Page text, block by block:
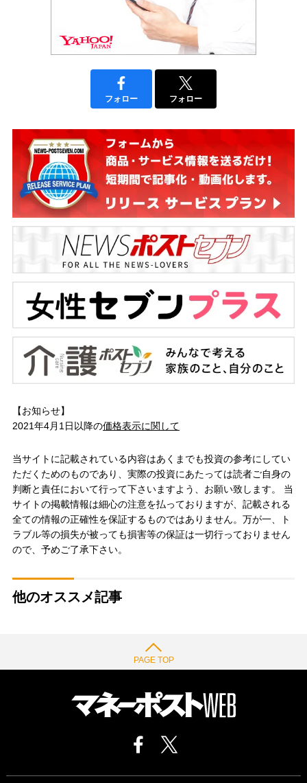
フォロー フォロー
【お知らせ】
2021年4月1日以降の価格表示に関して
当サイトに記載されている内容はあくまでも投資の参考にしてい
ただくためのものであり、実際の投資にあたっては読者ご自身の
判断と責任において行って下さいますよう、お願い致します。 当
サイトの掲載情報は細心の注意を払っておりますが、記載される
全ての情報の正確性を保証するものではありません。万が一、ト
ラブル等の損失が被っても損害等の保証は一切行っておりません
ので、予めご了承下さい。
他のオススメ記事
PAGE TOP